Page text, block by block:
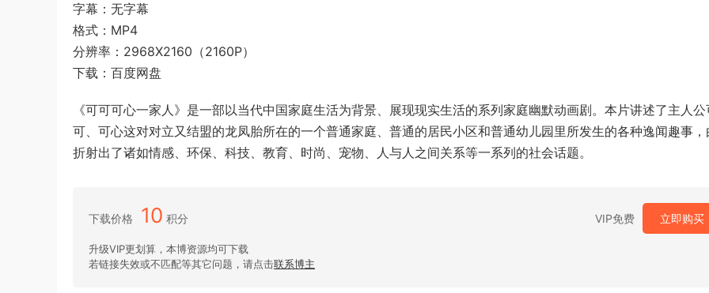
字幕：无字幕
格式：MP4
分辨率：2968X2160（2160P）
下载：百度网盘
《可可可心一家人》是一部以当代中国家庭生活为背景、展现现实生活的系列家庭幽默动画剧。本片讲述了主人公
可、可心这对对立又结盟的龙凤胎所在的一个普通家庭、普通的居民小区和普通幼儿园里所发生的各种逸闻趣事，
折射出了诸如情感、环保、科技、教育、时尚、宠物、人与人之间关系等一系列的社会话题。
下载价格 10 积分 VIP免费 立即购买
升级VIP更划算，本博资源均可下载
若链接失效或不匹配等其它问题，请点击联系博主